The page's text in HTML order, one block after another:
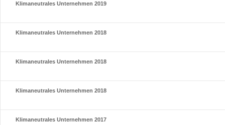
Klimaneutrales Unternehmen 2019
Klimaneutrales Unternehmen 2018
Klimaneutrales Unternehmen 2018
Klimaneutrales Unternehmen 2018
Klimaneutrales Unternehmen 2017